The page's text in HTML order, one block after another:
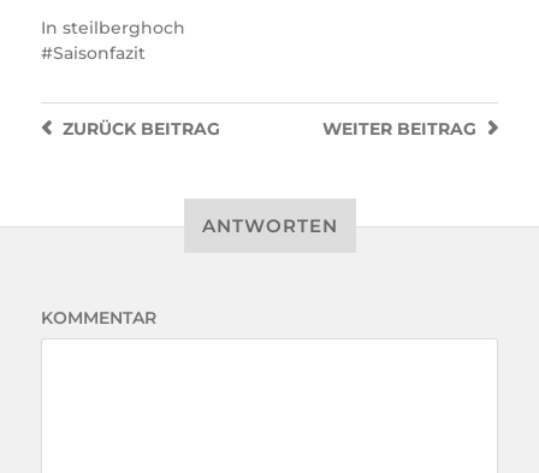
In steilberghoch
Saisonfazit
WEITER BEITRAG
ZURÜCKBEITRAG
ANTWORTEN
KOMMENTAR